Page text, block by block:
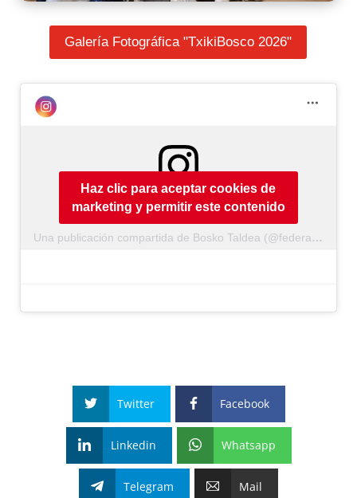
Galería Fotográfica "TxikiBosco 2026"
Una publicación compartida de Bosko Taldea (@federacionboskotaldea)
Haz clic para aceptar cookies de
marketing y permitir este contenido
Twitter Facebook
Linkedin Whatsapp
Telegram Mail